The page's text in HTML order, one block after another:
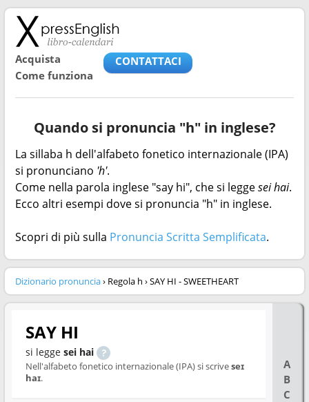
Acquista
Come funziona
CONTATTACI
Quando si pronuncia "h" in inglese?
La sillaba h dell'alfabeto fonetico internazionale (IPA)
si pronunciano 'h'.
Come nella parola inglese "say hi", che si leggesei hai.
Ecco altri esempi dove si pronuncia "h" in inglese.
Scopri di più sulla Pronuncia Scritta Semplificata.
Dizionario pronuncia› Regola h › SAY HI - SWEETHEART
A
B
C
SAY HI
si legge sei hai
Nell'alfabeto fonetico internazionale (IPA) si scriveseɪ
haɪ.